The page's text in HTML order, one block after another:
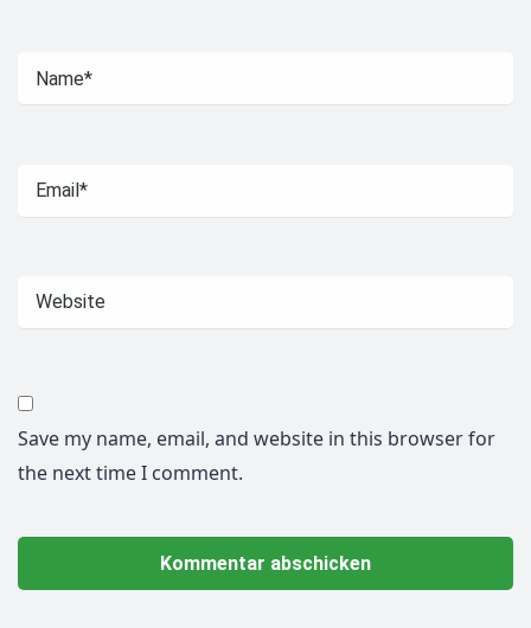
Save my name, email, and website in this browser for
the next time I comment.